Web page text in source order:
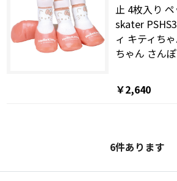
止 4枚入り
skater
ィ キティち
ちゃん さんぽ
￥2,640
6件あります